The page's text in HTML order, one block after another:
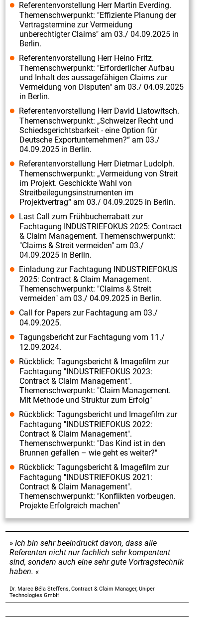
Ich bin sehr beeindruckt davon, dass alle
Referenten nicht nur fachlich sehr kompentent
sind, sondern auch eine sehr gute Vortragstechnik
haben.
Dr. Marec Béla Steffens, Contract & Claim Manager, Uniper
Technologies GmbH
Referentenvorstellung Herr Martin Everding.
Themenschwerpunkt: "Effiziente Planung der
Vertragstermine zur Vermeidung
unberechtigter Claims" am 03./ 04.09.2025 in
Berlin.
Referentenvorstellung Herr Heino Fritz.
Themenschwerpunkt: "Erforderlicher Aufbau
und Inhalt des aussagefähigen Claims zur
Vermeidung von Disputen" am 03./ 04.09.2025
in Berlin.
Referentenvorstellung Herr David Liatowitsch.
Themenschwerpunkt: „Schweizer Recht und
Schiedsgerichtsbarkeit - eine Option für
Deutsche Exportunternehmen?“ am 03./
04.09.2025 in Berlin.
Referentenvorstellung Herr Dietmar Ludolph.
Themenschwerpunkt: „Vermeidung von Streit
im Projekt. Geschickte Wahl von
Streitbeilegungsinstrumenten im
Projektvertrag“ am 03./ 04.09.2025 in Berlin.
Last Call zum Frühbucherrabatt zur
Fachtagung INDUSTRIEFOKUS 2025: Contract
& Claim Management. Themenschwerpunkt:
"Claims & Streit vermeiden" am 03./
04.09.2025 in Berlin.
Einladung zur Fachtagung INDUSTRIEFOKUS
2025: Contract & Claim Management.
Themenschwerpunkt: "Claims & Streit
vermeiden" am 03./ 04.09.2025 in Berlin.
Call for Papers zur Fachtagung am 03./
04.09.2025.
Tagungsbericht zur Fachtagung vom 11./
12.09.2024.
Rückblick: Tagungsbericht & Imagefilm zur
Fachtagung "INDUSTRIEFOKUS 2023:
Contract & Claim Management".
Themenschwerpunkt: "Claim Management.
Mit Methode und Struktur zum Erfolg"
Rückblick: Tagungsbericht und Imagefilm zur
Fachtagung "INDUSTRIEFOKUS 2022:
Contract & Claim Management".
Themenschwerpunkt: "Das Kind ist in den
Brunnen gefallen – wie geht es weiter?"
Rückblick: Tagungsbericht & Imagefilm zur
Fachtagung "INDUSTRIEFOKUS 2021:
Contract & Claim Management".
Themenschwerpunkt: "Konflikten vorbeugen.
Projekte Erfolgreich machen"